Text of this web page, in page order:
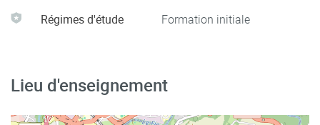
Régimes d'étude Formation initiale
Lieu d'enseignement